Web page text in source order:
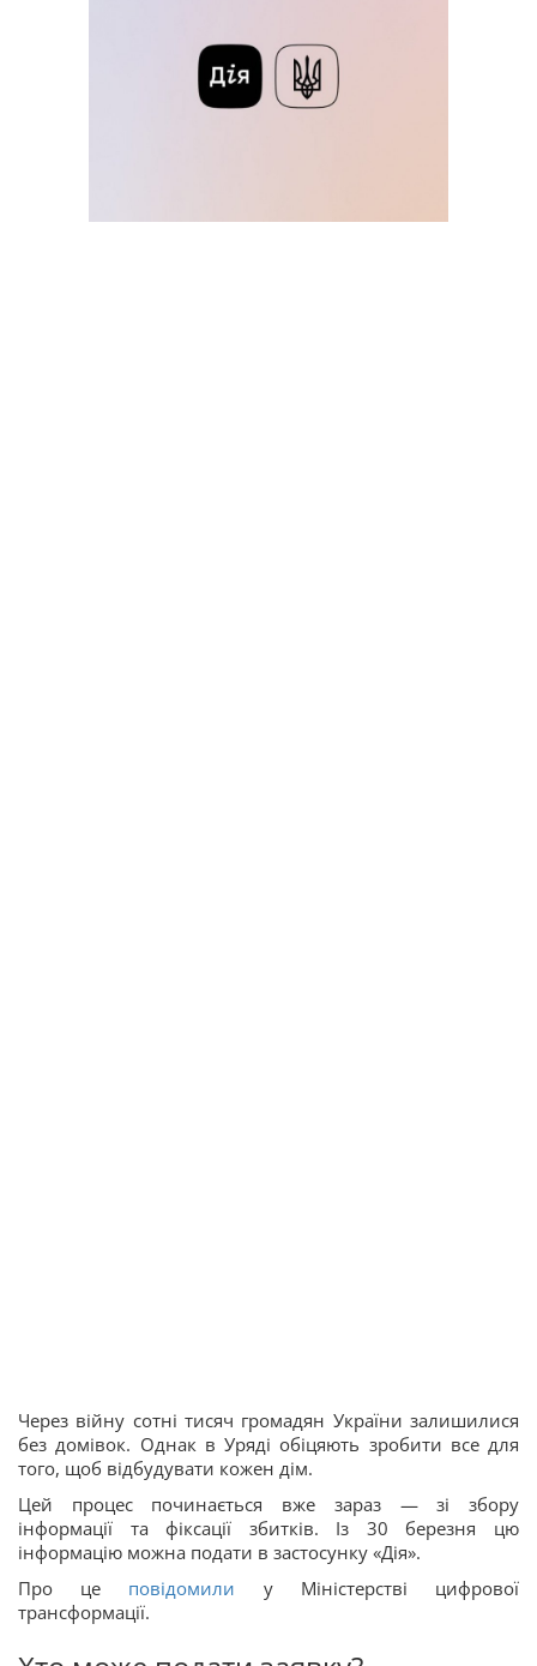
Через війну сотні тисяч громадян України залишилися
без домівок. Однак в Уряді обіцяють зробити все для
того, щоб відбудувати кожен дім.
Цей процес починається вже зараз — зі збору
інформації та фіксації збитків. Із 30 березня цю
інформацію можна подати в застосунку «Дія».
Про це повідомили у Міністерстві цифрової
трансформації.